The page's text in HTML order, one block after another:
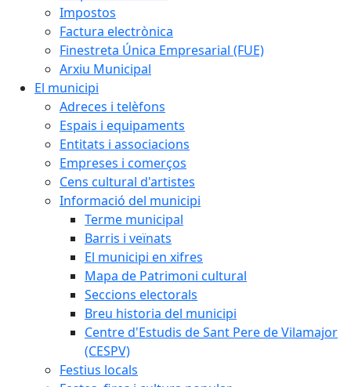
Impostos
Factura electrònica
Finestreta Única Empresarial (FUE)
Arxiu Municipal
El municipi
Adreces i telèfons
Espais i equipaments
Entitats i associacions
Empreses i comerços
Cens cultural d'artistes
Informació del municipi
Terme municipal
Barris i veïnats
El municipi en xifres
Mapa de Patrimoni cultural
Seccions electorals
Breu historia del municipi
Centre d'Estudis de Sant Pere de Vilamajor
(CESPV)
Festius locals